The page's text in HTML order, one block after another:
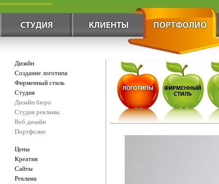
Дизайн
Создание логотипа
Фирменный стиль
Студия
Дизайн бюро
Студия рекламы
Веб дизайн
Портфолио
Цены
Креатив
Сайты
Реклама